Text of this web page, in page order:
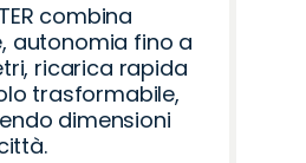
combina
autonomia fino a
ricarica rapida
trasformabile,
dimensioni